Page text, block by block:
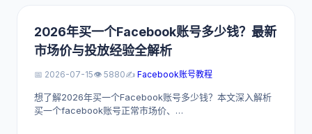
2026年买一个Facebook账号多少钱？最新
市场价与投放经验全解析
📅 2026-07-15👁️ 5880✍️ Facebook账号教程
想了解2026年买一个Facebook账号多少钱？本文深入解析
买一个facebook账号正常市场价、…